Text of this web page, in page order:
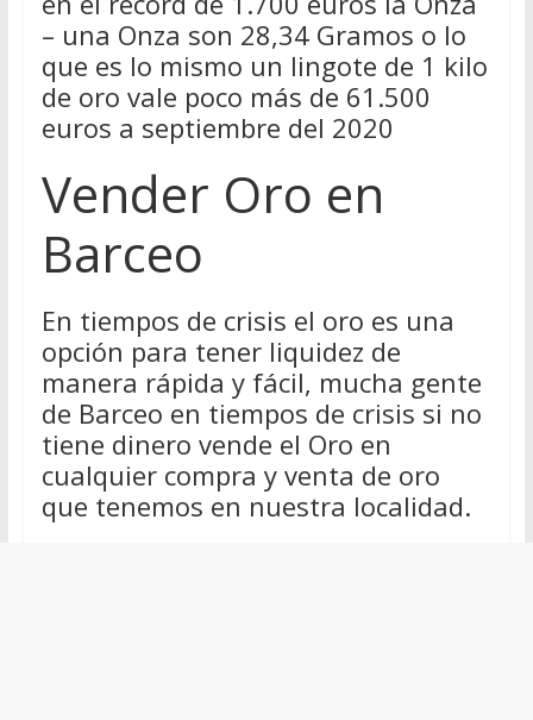
– una Onza son 28,34 Gramos o lo
que es lo mismo un lingote de 1 kilo
de oro vale poco más de 61.500
euros a septiembre del 2020
Vender Oro en
Barceo
En tiempos de crisis el oro es una
opción para tener liquidez de
manera rápida y fácil, mucha gente
de Barceo en tiempos de crisis si no
tiene dinero vende el Oro en
cualquier compra y venta de oro
que tenemos en nuestra localidad.